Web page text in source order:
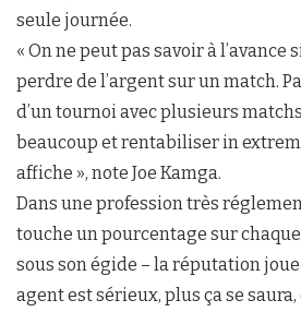
seule journée.
« On ne peut pas savoir à l’avance
perdre de l’argent sur un match.
d’un tournoi avec plusieurs
beaucoup et rentabiliser in
affiche », note Joe Kamga.
Dans une profession très
touche un pourcentage sur
sous son égide – la réputation
agent est sérieux, plus ça se